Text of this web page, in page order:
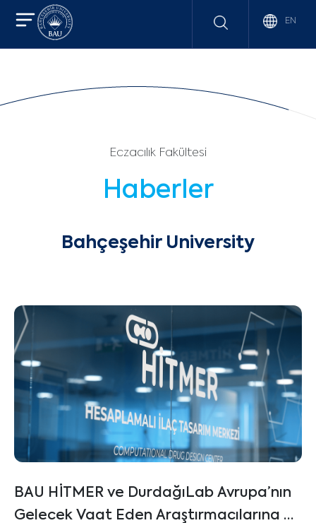
EN
Eczacılık Fakültesi
Haberler
Bahçeşehir University
BAU HİTMER ve DurdağıLab Avrupa’nın
Gelecek Vaat Eden Araştırmacılarına Ev